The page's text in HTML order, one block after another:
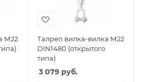
М22
Талреп вилка-вилка М22
DIN1480 (открытого
типа)
3 079руб.